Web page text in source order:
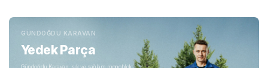
GÜNDOĞDU KARAVAN
Yedek Parça
Gündoğdu Karavan, şık ve sağlam monoblok